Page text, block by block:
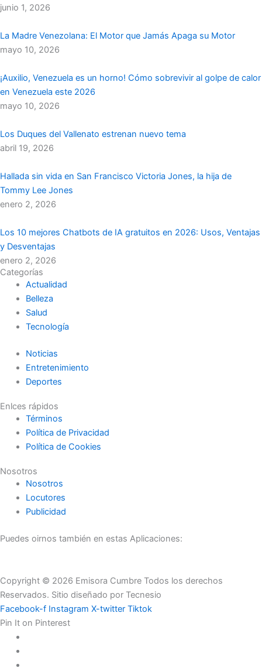
junio 1, 2026
La Madre Venezolana: El Motor que Jamás Apaga su Motor
mayo 10, 2026
¡Auxilio, Venezuela es un horno! Cómo sobrevivir al golpe de calor
en Venezuela este 2026
mayo 10, 2026
Los Duques del Vallenato estrenan nuevo tema
abril 19, 2026
Hallada sin vida en San Francisco Victoria Jones, la hija de
Tommy Lee Jones
enero 2, 2026
Los 10 mejores Chatbots de IA gratuitos en 2026: Usos, Ventajas
y Desventajas
enero 2, 2026
Categorías
Actualidad
Belleza
Salud
Tecnología
Noticias
Entretenimiento
Deportes
Enlces rápidos
Términos
Política de Privacidad
Política de Cookies
Nosotros
Nosotros
Locutores
Publicidad
Puedes oirnos también en estas Aplicaciones:
Copyright © 2026 Emisora Cumbre Todos los derechos
Reservados. Sitio diseñado por Tecnesio
Facebook-f Instagram X-twitter Tiktok
Pin It on Pinterest